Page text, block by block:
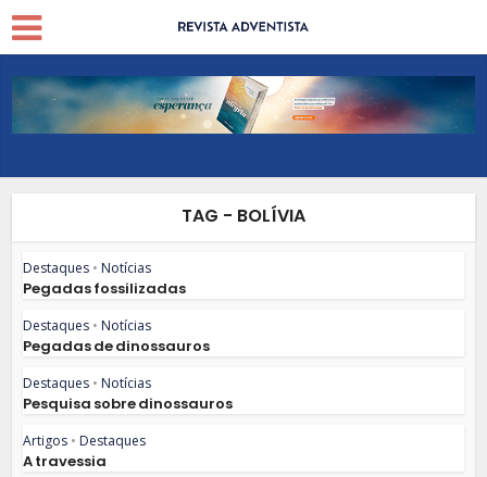
TAG - BOLÍVIA
Destaques • Notícias
Pegadas fossilizadas
Destaques • Notícias
Pegadas de dinossauros
Destaques • Notícias
Pesquisa sobre dinossauros
Artigos • Destaques
A travessia